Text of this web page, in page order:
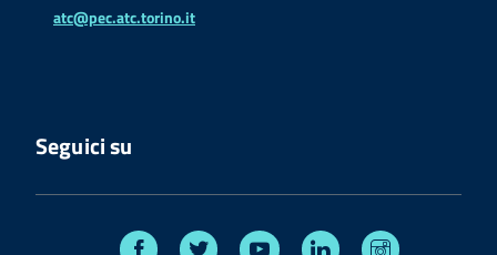
atc@pec.atc.torino.it
Seguici su
Facebook Twitter Youtube Linkedin